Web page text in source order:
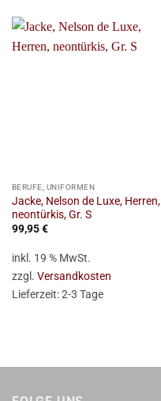
BERUFE, UNIFORMEN
Jacke, Nelson de Luxe, Herren,
neontürkis, Gr. S
99,95€
inkl. 19 % MwSt.
zzgl. Versandkosten
Lieferzeit:2-3 Tage